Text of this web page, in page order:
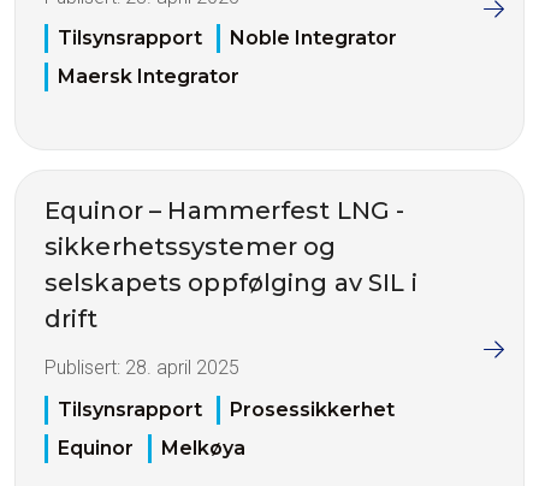
Tilsynsrapport
Noble Integrator
Maersk Integrator
Equinor – Hammerfest LNG -
sikkerhetssystemer og
selskapets oppfølging av SIL i
drift
Publisert: 28. april 2025
Tilsynsrapport
Prosessikkerhet
Equinor
Melkøya